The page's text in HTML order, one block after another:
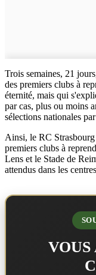
Trois semaines, 21
des premiers clubs à
éternité, mais qui
par cas, plus ou moins
sélections nationales
Ainsi, le RC
premiers clubs à
Lens et le Stade de
attendus dans les
VOUS